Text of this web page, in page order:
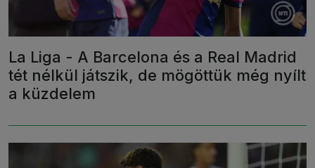
La Liga - A Barcelona és a Real Madrid
tét nélkül játszik, de mögöttük még nyílt
a küzdelem